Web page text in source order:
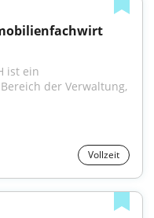
ist ein
der Verwaltung,
Vollzeit